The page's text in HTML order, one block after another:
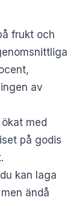
frukt och
av
med
på godis
kan laga
ändå